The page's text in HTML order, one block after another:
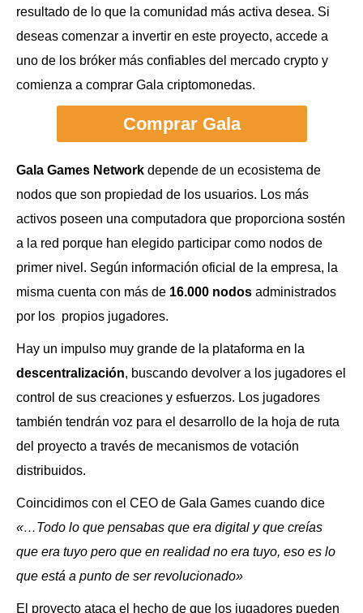
resultado de lo que la comunidad más activa desea. Si
deseas comenzar a invertir en este proyecto, accede a
uno de los bróker más confiables del mercado crypto y
comienza a comprar Gala criptomonedas.
Comprar Gala
Gala Games Network depende de un ecosistema de
nodos que son propiedad de los usuarios. Los más
activos poseen una computadora que proporciona sostén
a la red porque han elegido participar como nodos de
primer nivel. Según información oficial de la empresa, la
misma cuenta con más de 16.000 nodos administrados
por los propios jugadores.
Hay un impulso muy grande de la plataforma en la
descentralización, buscando devolver a los jugadores el
control de sus creaciones y esfuerzos. Los jugadores
también tendrán voz para el desarrollo de la hoja de ruta
del proyecto a través de mecanismos de votación
distribuidos.
Coincidimos con el CEO de Gala Games cuando dice
«…Todo lo que pensabas que era digital y que creías
que era tuyo pero que en realidad no era tuyo, eso es lo
que está a punto de ser revolucionado»
El proyecto ataca el hecho de que los jugadores pueden